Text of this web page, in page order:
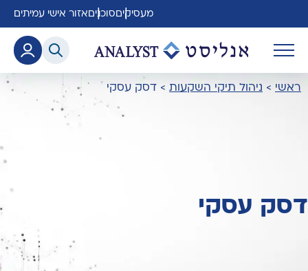
מעסיקים סוכנים אזור אישי עמיתים
ראשי > ניהול תיקי השקעות > דסק עסקי
דסק עסקי